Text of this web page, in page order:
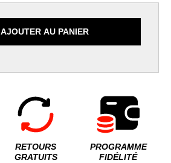
AJOUTER AU PANIER
RETOURS
GRATUITS
PROGRAMME
FIDÉLITÉ